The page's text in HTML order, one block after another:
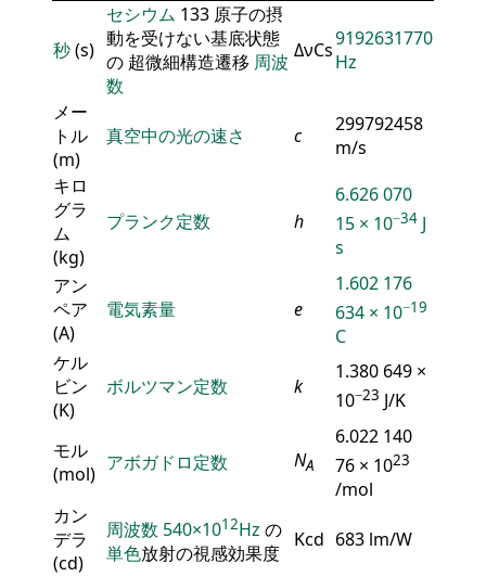
秒(s)
セシウム 133 原子の摂
動を受けない基底状態
の 超微細構造遷移 周波
数
ΔνCs9192631770
Hz
メー
トル
(m)
真空中の光の速さ c
299792458
m/s
キロ
グラ
ム
(kg)
プランク定数 h
6.626 070
15 × 10−34 J
s
アン
ペア
(A)
電気素量 e
1.602 176
634 × 10−19
C
ケル
ビン
(K)
ボルツマン定数 k
1.380 649 ×
10−23 J/K
モル
(mol) アボガドロ定数 NA
6.022 140
76 × 1023
/mol
カン
デラ
(cd)
周波数 540×1012Hz の
単色放射の視感効果度
Kcd 683 lm/W